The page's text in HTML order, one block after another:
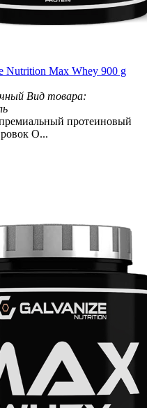
Nutrition Max Whey 900 g
Вид товара:
протеиновый
О...